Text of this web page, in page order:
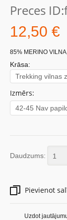
Preces ID:
12,50 €
85% MERINO
Krāsa:
Izmērs:
Daudzums:
Pievienot
Uzdot